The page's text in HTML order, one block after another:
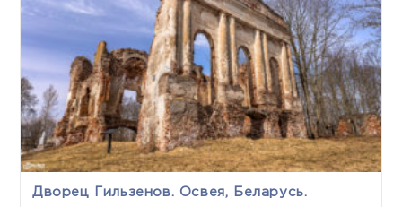
Дворец Гильзенов. Освея, Беларусь.